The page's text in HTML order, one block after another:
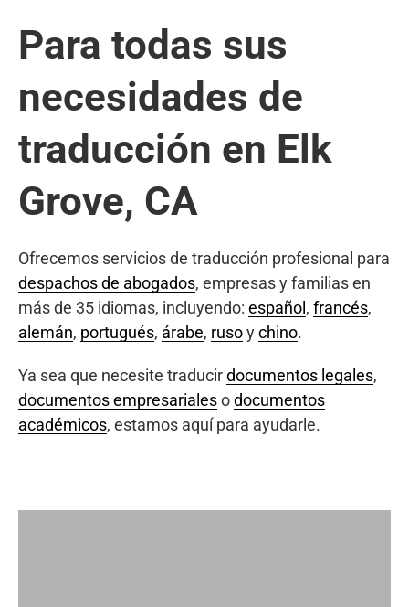
Para todas sus
necesidades de
traducción en Elk
Grove, CA
Ofrecemos servicios de traducción profesional para
despachos de abogados, empresas y familias en
más de 35 idiomas, incluyendo: español , francés,
alemán, portugués, árabe, rusoychino.
Ya sea que necesite traducirdocumentos legales,
documentos empresarialesodocumentos
académicos, estamos aquí para ayudarle.